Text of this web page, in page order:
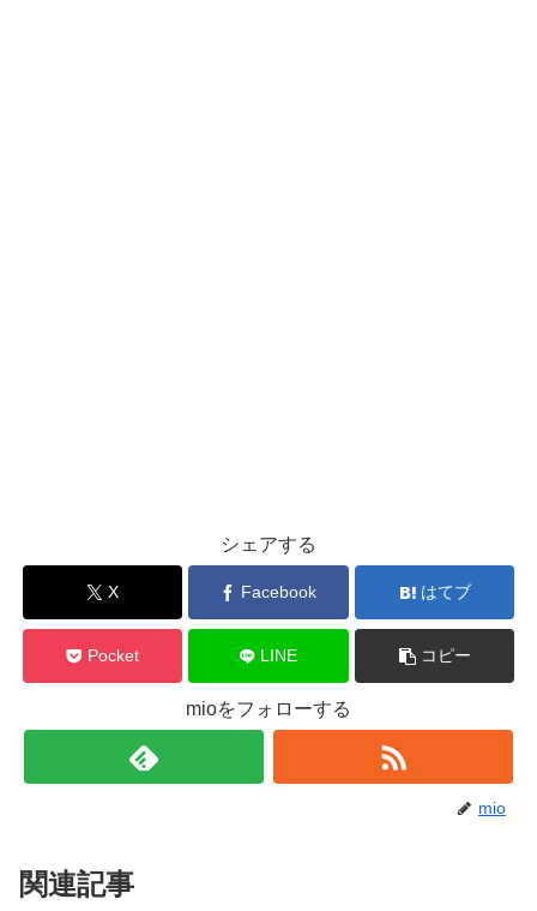
シェアする
X Facebook はてブ
Pocket LINE コピー
mioをフォローする
mio
関連記事